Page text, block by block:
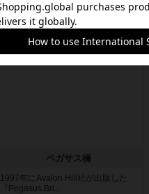
レビュー
ペガサス橋
1997年にAvalon Hill社が出版した
『Pegasus Bri...